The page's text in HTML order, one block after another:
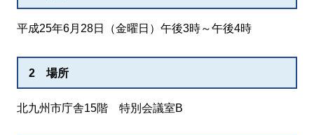
平成25年6月28日（金曜日）午後3時～午後4時
2 場所
北九州市庁舎15階 特別会議室B